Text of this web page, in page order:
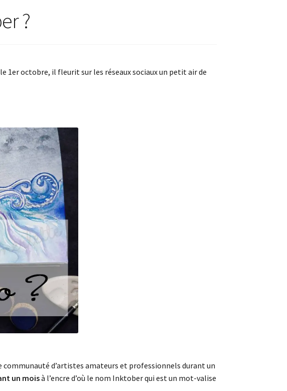
?
1er octobre, il fleurit sur les réseaux sociaux un petit air de
communauté d’artistes amateurs et professionnels durant un
un moisà l’encre d’où le nom Inktober qui est un mot-valise